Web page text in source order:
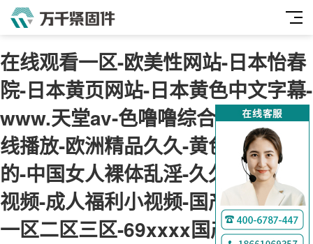
在线观看一区-欧美性网站-日本怡春
院-日本黄页网站-日本黄色中文字幕-
www.天堂av-色噜噜综合-800av在
线播放-欧洲精品久久-黄色网址你懂
的-中国女人裸体乱淫-久久永久免费
视频-成人福利小视频-国产精品美女
一区二区三区-69xxxx国产